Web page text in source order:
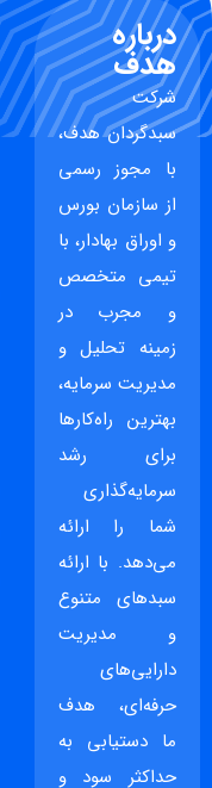
درباره
هدف
شرکت
سبدگردان هدف،
با مجوز رسمی
از سازمان بورس
و اوراق بهادار، با
تیمی متخصص
و مجرب در
زمینه تحلیل و
مدیریت سرمایه،
بهترین راه‌کارها
برای رشد
سرمایه‌گذاری
شما را ارائه
می‌دهد. با ارائه
سبدهای متنوع
و مدیریت
دارایی‌های
حرفه‌ای، هدف
ما دستیابی به
حداکثر سود و